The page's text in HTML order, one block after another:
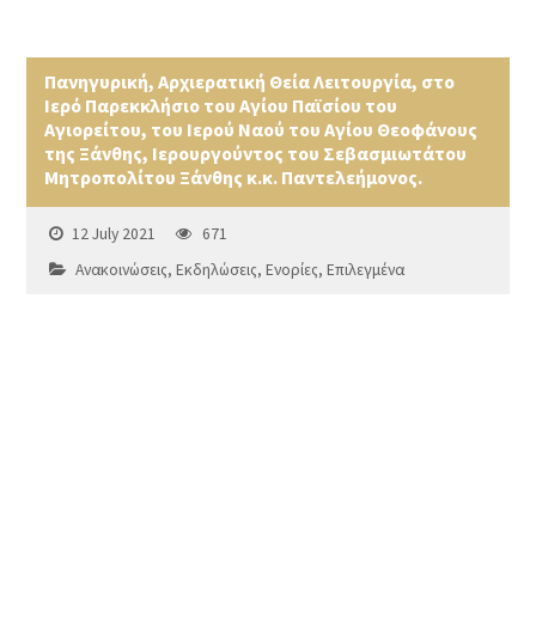
Πανηγυρική, Αρχιερατική Θεία Λειτουργία, στο
Ιερό Παρεκκλήσιο του Αγίου Παϊσίου του
Αγιορείτου, του Ιερού Ναού του Αγίου Θεοφάνους
της Ξάνθης, Ιερουργούντος του Σεβασμιωτάτου
Μητροπολίτου Ξάνθης κ.κ. Παντελεήμονος.
12 July 2021
671
Ανακοινώσεις,Εκδηλώσεις,Ενορίες,Επιλεγμένα